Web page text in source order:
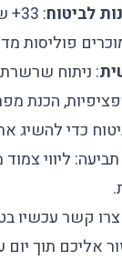
לביטוח
:
פוליסות
: ניתוח
הכנת
חברות ביטוח כדי
ליווי
צרו קשר עכשיו
אליכם תוך